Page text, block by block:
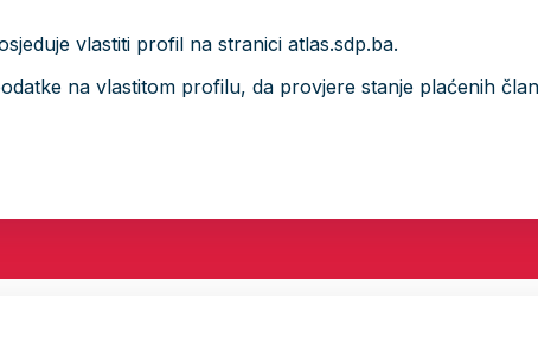
vlastiti profil na stranici atlas.sdp.ba.
na vlastitom profilu, da provjere stanje plaćenih